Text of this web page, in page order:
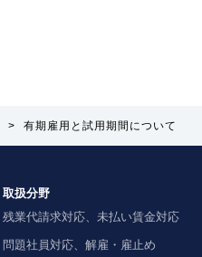
> 有期雇用と試用期間について
取扱分野
残業代請求対応、未払い賃金対応
問題社員対応、解雇・雇止め